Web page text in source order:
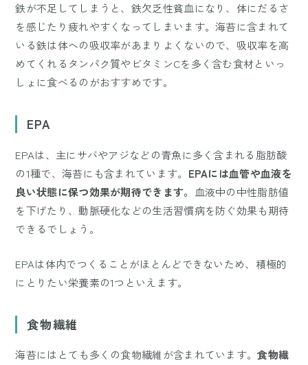
鉄が不足してしまうと、鉄欠乏性貧血になり、体にだるさ
を感じたり疲れやすくなってしまいます。海苔に含まれて
いる鉄は体への吸収率があまりよくないので、吸収率を高
めてくれるタンパク質やビタミンCを多く含む食材といっ
しょに食べるのがおすすめです。
EPA
EPAは、主にサバやアジなどの青魚に多く含まれる脂肪酸
の1種で、海苔にも含まれています。 EPAには血管や血液を
良い状態に保つ効果が期待できます。
血液中の中性脂肪値
を下げたり、動脈硬化などの生活習慣病を防ぐ効果も期待
できるでしょう。
EPAは体内でつくることがほとんどできないため、積極的
にとりたい栄養素の1つといえます。
食物繊維
海苔にはとても多くの食物繊維が含まれています。食物繊